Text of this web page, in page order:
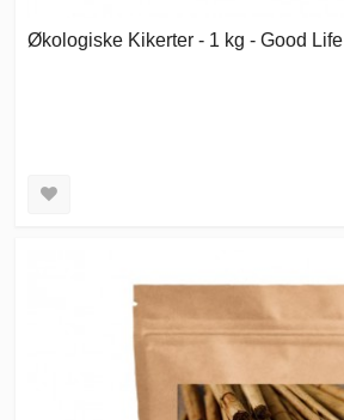
Økologiske Kikerter - 1 kg - Good Life